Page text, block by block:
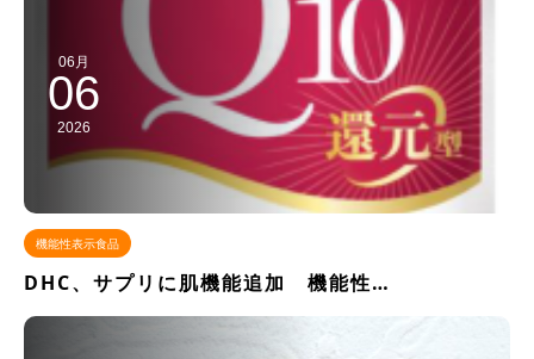
06月
06
2026
機能性表示食品
DHC、サプリに肌機能追加 機能性…